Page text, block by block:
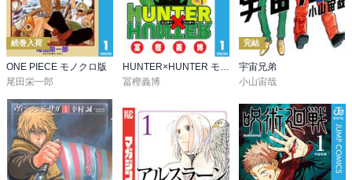
続巻入荷
ONE PIECE モノクロ版
尾田栄一郎
HUNTER×HUNTER モノクロ版
冨樫義博
完結
宇宙兄弟
小山宙哉